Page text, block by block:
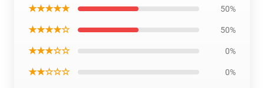
★★★★★ 50%
★★★★☆ 50%
★★★☆☆ 0%
★★☆☆☆ 0%